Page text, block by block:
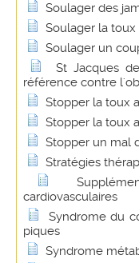
Soulager des
Soulager la
Soulager un
St Jacques
référence contre
Stopper la toux
Stopper la toux
Stopper un mal
Stratégies
cardiovasculaires
Syndrome du
piques
Syndrome